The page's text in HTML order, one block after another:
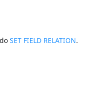
SET FIELD RELATION.